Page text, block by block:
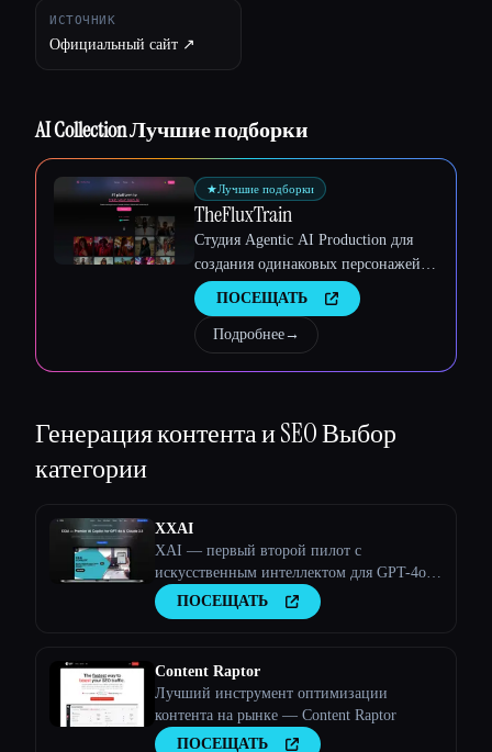
ИСТОЧНИК
Официальный сайт ↗︎
AI Collection Лучшие подборки
★Лучшие подборки
TheFluxTrain
Студия Agentic AI Production для
создания одинаковых персонажей,
рабочих процессов и видео
ПОСЕЩАТЬ
Подробнее→
Генерация контента и SEOВыбор
категории
XXAI
XAI — первый второй пилот с
искусственным интеллектом для GPT-4o и
Claude 3.5
ПОСЕЩАТЬ
Content Raptor
Лучший инструмент оптимизации
контента на рынке — Content Raptor
ПОСЕЩАТЬ